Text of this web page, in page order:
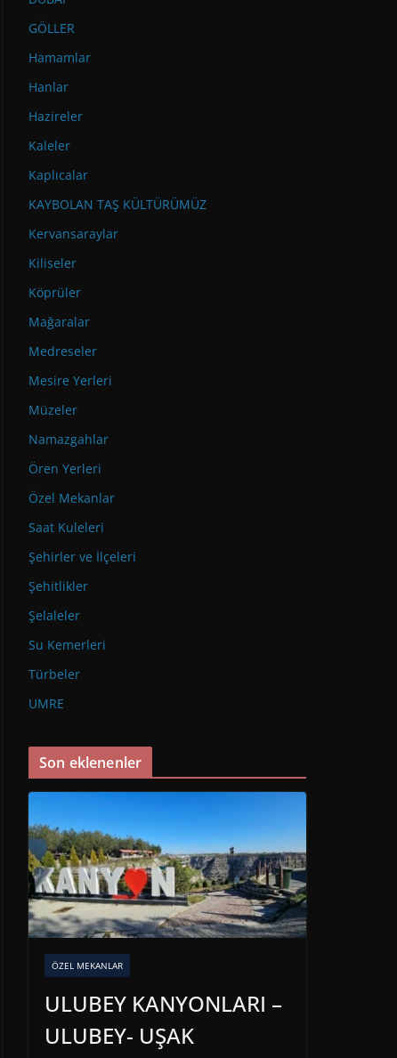
GÖLLER
Hamamlar
Hanlar
Hazireler
Kaleler
Kaplıcalar
KAYBOLAN TAŞ KÜLTÜRÜMÜZ
Kervansaraylar
Kiliseler
Köprüler
Mağaralar
Medreseler
Mesire Yerleri
Müzeler
Namazgahlar
Ören Yerleri
Özel Mekanlar
Saat Kuleleri
Şehirler ve İlçeleri
Şehitlikler
Şelaleler
Su Kemerleri
Türbeler
UMRE
Son eklenenler
ÖZEL MEKANLAR
ULUBEY KANYONLARI –
ULUBEY- UŞAK